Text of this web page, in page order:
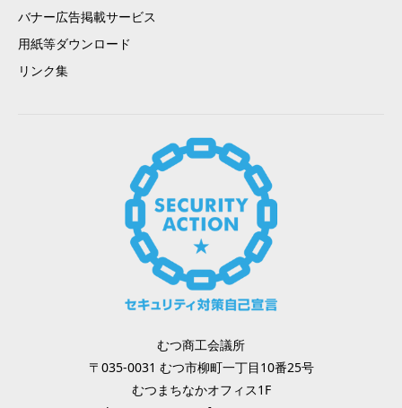
バナー広告掲載サービス
用紙等ダウンロード
リンク集
むつ商工会議所
〒035-0031 むつ市柳町一丁目10番25号
むつまちなかオフィス1F